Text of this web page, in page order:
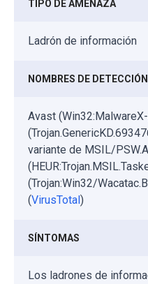
TIPO DE AMENAZA
Ladrón de información
NOMBRES DE DETECCIÓN
Avast
variante de MSIL/
(Trojan:Win32/
(VirusTotal)
SÍNTOMAS
Los ladrones de